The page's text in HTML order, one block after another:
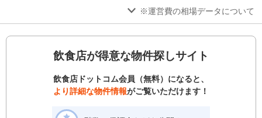
※運営費の相場データについて
飲食店が得意な物件探しサイト
飲食店ドットコム会員（無料）になると、
より詳細な物件情報がご覧いただけます！